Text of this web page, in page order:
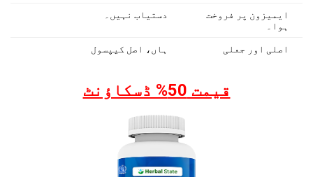
ایمیزون پر فروخت
ہوا۔
دستیاب نہیں۔
اصلی اور جعلی ہاں، اصل کیپسول
قیمت 50% ڈسکاؤنٹ